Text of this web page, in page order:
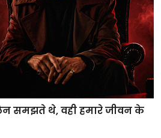
समझते थे, वही हमारे जीवन के